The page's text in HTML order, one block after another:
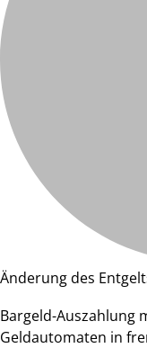
Änderung des
Bargeld-Auszahlung
Geldautomaten in